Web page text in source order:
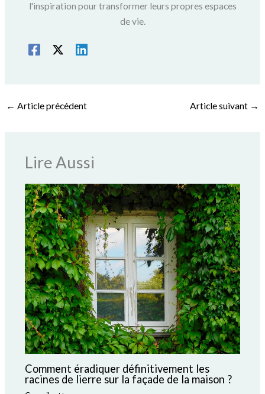
l'inspiration pour transformer leurs propres espaces
de vie.
← Article précédent Article suivant →
Lire Aussi
Comment éradiquer définitivement les
racines de lierre sur la façade de la maison ?